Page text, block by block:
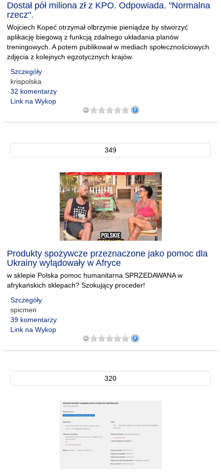
Dostał pół miliona zł z KPO. Odpowiada. "Normalna
rzecz".
Wojciech Kopeć otrzymał olbrzymie pieniądze by stworzyć
aplikację biegową z funkcją zdalnego układania planów
treningowych. A potem publikował w mediach społecznościowych
zdjęcia z kolejnych egzotycznych krajów.
Szczegóły
krispolska
32 komentarzy
Link na Wykop
349
Produkty spożywcze przeznaczone jako pomoc dla
Ukrainy wylądowały w Afryce
w sklepie Polska pomoc humanitarna SPRZEDAWANA w
afrykańskich sklepach? Szokujący proceder!
Szczegóły
spicmen
39 komentarzy
Link na Wykop
320